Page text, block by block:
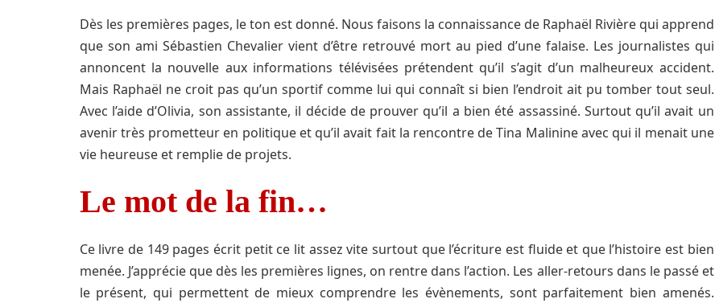
Dès les premières pages, le ton est donné. Nous faisons la connaissance de Raphaël Rivière qui apprend
que son ami Sébastien Chevalier vient d’être retrouvé mort au pied d’une falaise. Les journalistes qui
annoncent la nouvelle aux informations télévisées prétendent qu’il s’agit d’un malheureux accident.
Mais Raphaël ne croit pas qu’un sportif comme lui qui connaît si bien l’endroit ait pu tomber tout seul.
Avec l’aide d’Olivia, son assistante, il décide de prouver qu’il a bien été assassiné. Surtout qu’il avait un
avenir très prometteur en politique et qu’il avait fait la rencontre de Tina Malinine avec qui il menait une
vie heureuse et remplie de projets.
Le mot de la fin…
Ce livre de 149 pages écrit petit ce lit assez vite surtout que l’écriture est fluide et que l’histoire est bien
menée. J’apprécie que dès les premières lignes, on rentre dans l’action. Les aller-retours dans le passé et
le présent, qui permettent de mieux comprendre les évènements, sont parfaitement bien amenés.